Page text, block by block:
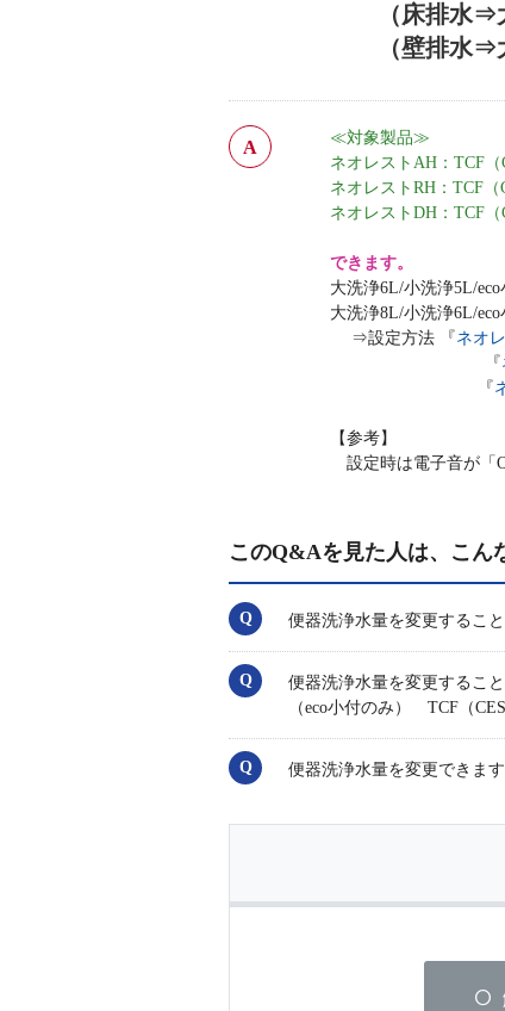
（床排水⇒大
（壁排水⇒大
≪対象製品≫
ネオレストAH：TCF
ネオレストRH：TCF
ネオレストDH：TCF
できます。
大洗浄6L/小洗浄5L/
大洗浄8L/小洗浄6L/
⇒設定方法 『 ネオ
『
『
【参考】
設定時は電子音が「
このQ&Aを見た人は、こん
便器洗浄水量を変更するこ
便器洗浄水量を変更するこ
（eco小付のみ） TCF（
便器洗浄水量を変更できま